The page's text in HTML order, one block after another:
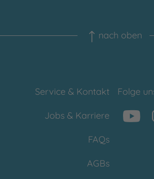
nach oben
Service & Kontakt
Jobs & Karriere
FAQs
AGBs
Folge